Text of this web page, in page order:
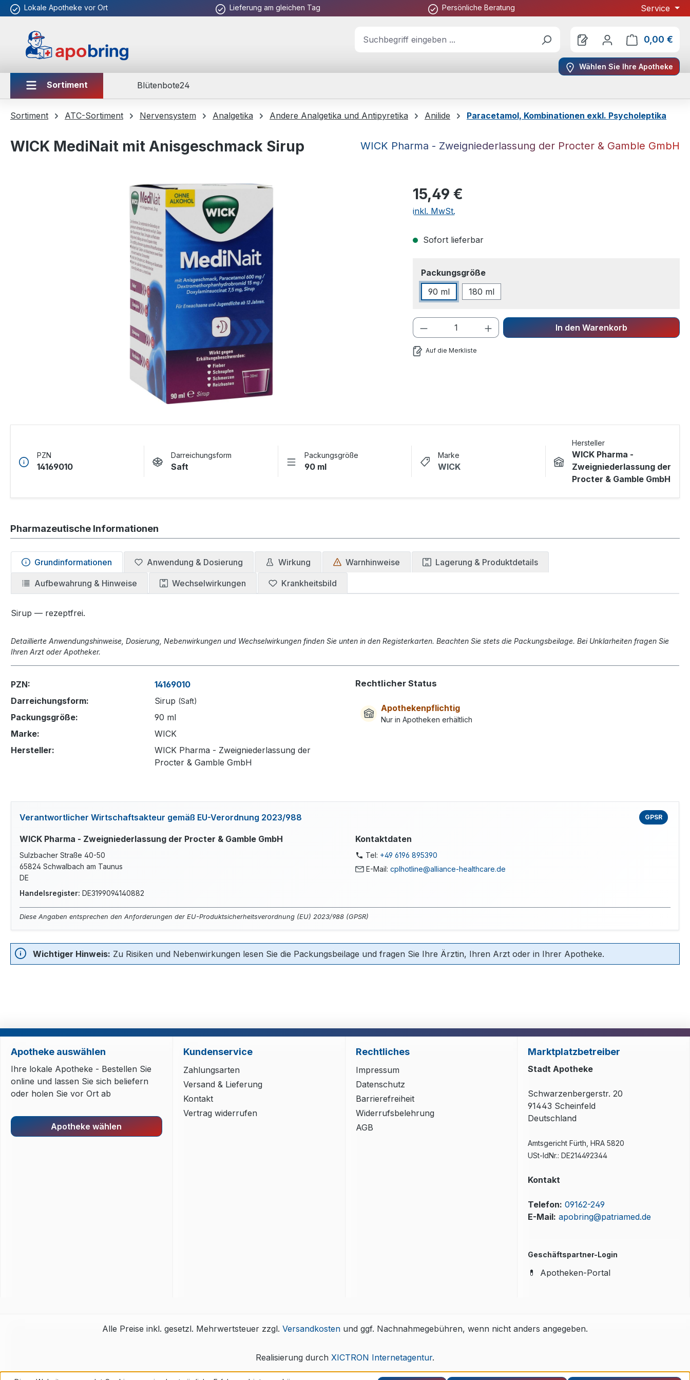
Hauptinhalt springen
Zur Suche springen
Zur Hauptnavigation springen
Lokale Apotheke vor Ort Lieferung am gleichen Tag Persönliche Beratung Service
0,00 €
Wählen Sie Ihre Apotheke
Sortiment Blütenbote24
Sortiment ATC-Sortiment Nervensystem Analgetika Andere Analgetika und Antipyretika Anilide Paracetamol, Kombinationen exkl. Psycholeptika
WICK MediNait mit Anisgeschmack Sirup WICK Pharma - Zweigniederlassung der Procter & Gamble GmbH
Regulärer Preis:
15,49 €
inkl. MwSt.
Sofort lieferbar
Packungsgrößeauswählen
90 ml
180 ml
In den Warenkorb
Auf die Merkliste
PZN
14169010
Darreichungsform
Saft
Packungsgröße
90 ml
Marke
WICK
Hersteller
WICK Pharma -
Zweigniederlassung der
Procter & Gamble GmbH
Pharmazeutische Informationen
Grundinformationen Anwendung & Dosierung Wirkung Warnhinweise Lagerung & Produktdetails
Aufbewahrung & Hinweise Wechselwirkungen Krankheitsbild
Sirup — rezeptfrei.
Detaillierte Anwendungshinweise, Dosierung, Nebenwirkungen und Wechselwirkungen finden Sie unten in den Registerkarten. Beachten Sie stets die Packungsbeilage. Bei Unklarheiten fragen Sie
Ihren Arzt oder Apotheker.
PZN:
14169010
Darreichungsform:
Sirup (Saft)
Packungsgröße:
90 ml
Marke:
WICK
Hersteller:
WICK Pharma - Zweigniederlassung der
Procter & Gamble GmbH
Rechtlicher Status
Apothekenpflichtig
Nur in Apotheken erhältlich
Verantwortlicher Wirtschaftsakteur gemäß EU-Verordnung 2023/988 GPSR
WICK Pharma - Zweigniederlassung der Procter & Gamble GmbH
Sulzbacher Straße 40-50
65824 Schwalbach am Taunus
DE
Handelsregister: DE3199094140882
Kontaktdaten
Tel: +49 6196 895390
E-Mail: cplhotline@alliance-healthcare.de
Diese Angaben entsprechen den Anforderungen der EU-Produktsicherheitsverordnung (EU) 2023/988 (GPSR)
Wichtiger Hinweis: Zu Risiken und Nebenwirkungen lesen Sie die Packungsbeilage und fragen Sie Ihre Ärztin, Ihren Arzt oder in Ihrer Apotheke.
Apotheke auswählen
Ihre lokale Apotheke - Bestellen Sie
online und lassen Sie sich beliefern
oder holen Sie vor Ort ab
Apotheke wählen
Kundenservice
Zahlungsarten
Versand & Lieferung
Kontakt
Vertrag widerrufen
Rechtliches
Impressum
Datenschutz
Barrierefreiheit
Widerrufsbelehrung
AGB
Marktplatzbetreiber
Stadt Apotheke
Schwarzenbergerstr. 20
91443 Scheinfeld
Deutschland
Amtsgericht Fürth, HRA 5820
USt-IdNr.: DE214492344
Kontakt
Telefon: 09162-249
E-Mail: apobring@patriamed.de
Geschäftspartner-Login
💊 Apotheken-Portal
Alle Preise inkl. gesetzl. Mehrwertsteuer zzgl. Versandkosten und ggf. Nachnahmegebühren, wenn nicht anders angegeben.
Realisierung durch XICTRON Internetagentur.